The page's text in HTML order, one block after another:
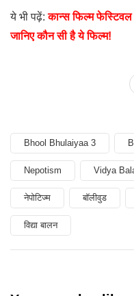
ये भी पढ़ें:कान्स फिल्म फेस्टिवल
जानिए कौन सी है ये फिल्म!
Bhool Bhulaiyaa 3
Nepotism Vidya
नेपोटिज्म बॉलीवुड
विद्या बालन